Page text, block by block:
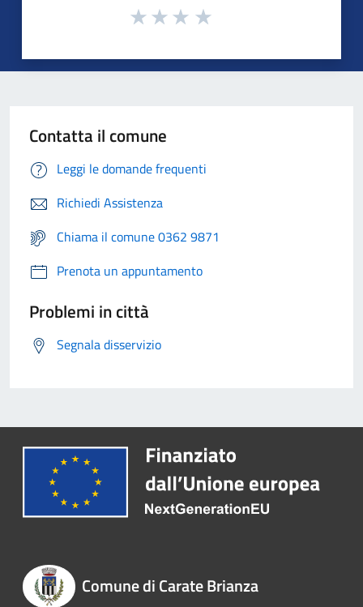
Contatta il comune
Leggi le domande frequenti
Richiedi Assistenza
Chiama il comune 0362 9871
Prenota un appuntamento
Problemi in città
Segnala disservizio
Comune di Carate Brianza